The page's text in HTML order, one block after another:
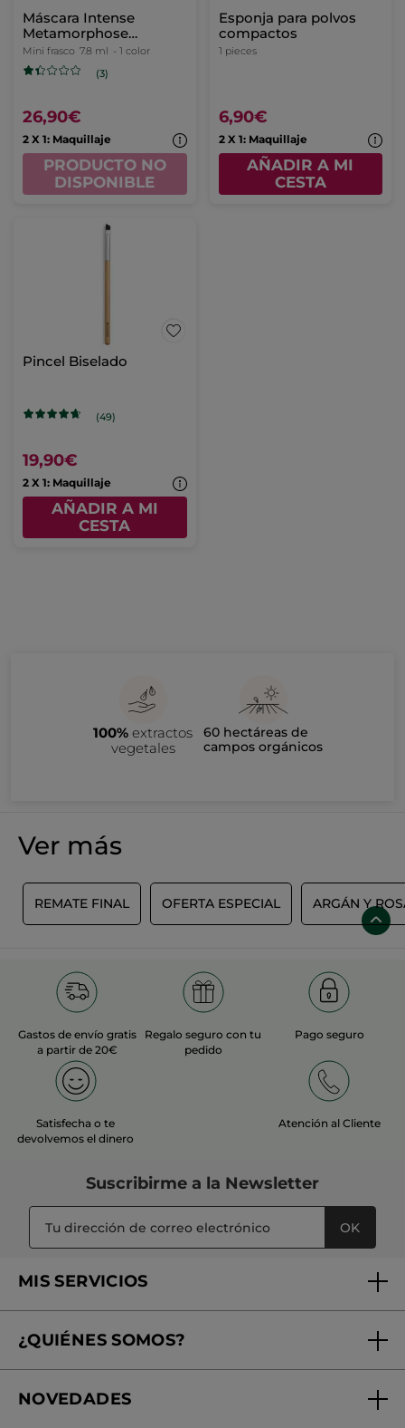
Máscara Intense
Metamorphose
Waterproof 01. Noir
Mini frasco 7.8 ml - 1 color
(3)
26,90€
2 X 1: Maquillaje
PRODUCTO NO
DISPONIBLE
Esponja para polvos
compactos
1 pieces
6,90€
2 X 1: Maquillaje
AÑADIR A MI
CESTA
Pincel Biselado
(49)
19,90€
2 X 1: Maquillaje
AÑADIR A MI
CESTA
100% extractos
vegetales
60 hectáreas de
campos orgánicos
Ver más
REMATE FINAL OFERTA ESPECIAL ARGÁN Y
Gastos de envío gratis
a partir de 20€
Regalo seguro con tu
pedido
Pago seguro
Satisfecha o te
devolvemos el dinero
Atención al Cliente
Suscribirme a la Newsletter
OK
MIS SERVICIOS
Tratamientos de Belleza
Mi club Yves Rocher
¿QUIÉNES SOMOS?
¿Quiénes somos?
NOVEDADES